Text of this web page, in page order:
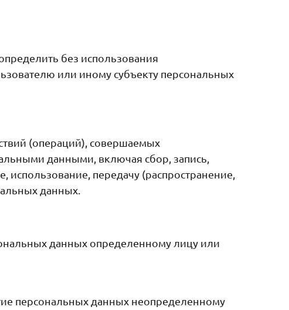
без использования
или иному субъекту персональных
(операций), совершаемых
данными, включая сбор, запись,
передачу (распространение,
данных.
данных определенному лицу или
персональных данных неопределенному